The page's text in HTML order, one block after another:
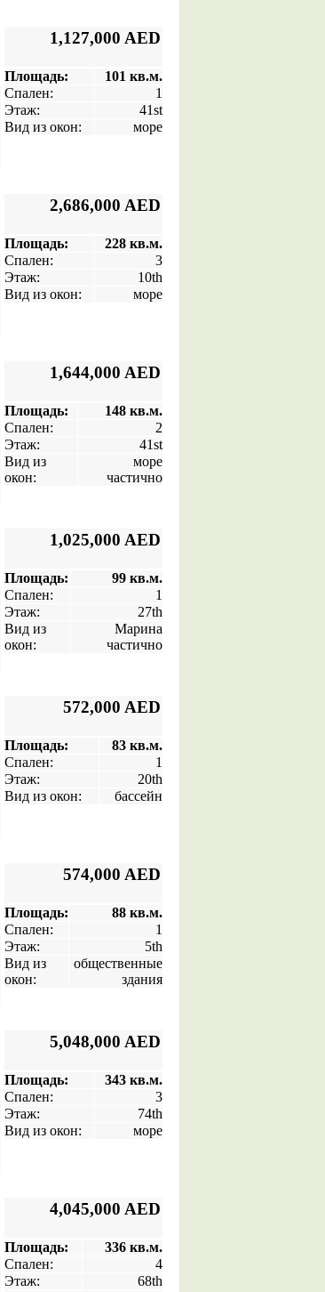
1,127,000 AED
Площадь:
101 кв.м.
Спален:
1
Этаж:
41st
Вид из окон:
море
2,686,000 AED
Площадь:
228 кв.м.
Спален:
3
Этаж:
10th
Вид из окон:
море
1,644,000 AED
Площадь:
148 кв.м.
Спален:
2
Этаж:
41st
Вид из
окон:
море
частично
1,025,000 AED
Площадь:
99 кв.м.
Спален:
1
Этаж:
27th
Вид из
окон:
Марина
частично
572,000 AED
Площадь:
83 кв.м.
Спален:
1
Этаж:
20th
Вид из окон:
бассейн
574,000 AED
Площадь:
88 кв.м.
Спален:
1
Этаж:
5th
Вид из
окон:
общественные
здания
5,048,000 AED
Площадь:
343 кв.м.
Спален:
3
Этаж:
74th
Вид из окон:
море
4,045,000 AED
Площадь:
336 кв.м.
Спален:
4
Этаж:
68th